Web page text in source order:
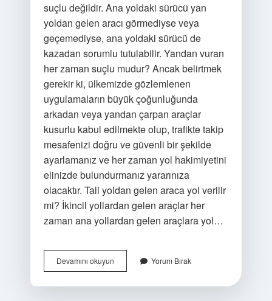
suçlu değildir. Ana yoldaki sürücü yan
yoldan gelen aracı görmediyse veya
geçemediyse, ana yoldaki sürücü de
kazadan sorumlu tutulabilir. Yandan vuran
her zaman suçlu mudur? Ancak belirtmek
gerekir ki, ülkemizde gözlemlenen
uygulamaların büyük çoğunluğunda
arkadan veya yandan çarpan araçlar
kusurlu kabul edilmekte olup, trafikte takip
mesafenizi doğru ve güvenli bir şekilde
ayarlamanız ve her zaman yol hakimiyetini
elinizde bulundurmanız yararınıza
olacaktır. Tali yoldan gelen araca yol verilir
mi? İkincil yollardan gelen araçlar her
zaman ana yollardan gelen araçlara yol…
Devamını okuyunTali
Yoldan
Yorum Bırak